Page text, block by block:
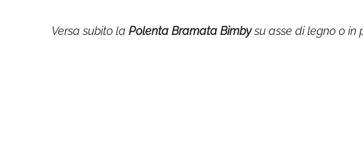
Versa subito la Polenta Bramata Bimbysu asse di legno o in